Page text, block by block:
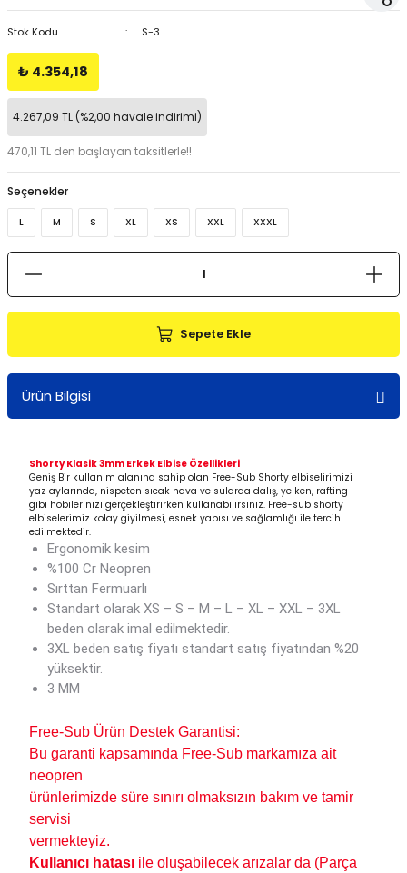
Stok Kodu S-3
₺ 4.354,18
4.267,09 TL (%2,00 havale indirimi)
470,11 TL den başlayan taksitlerle!!
Seçenekler
L M S XL XS XXL XXXL
Sepete Ekle
Ürün Bilgisi
Shorty Klasik 3mm Erkek Elbise Özellikleri
Geniş Bir kullanım alanına sahip olan Free-Sub Shorty elbiselirimizi
yaz aylarında, nispeten sıcak hava ve sularda dalış, yelken, rafting
gibi hobilerinizi gerçekleştirirken kullanabilirsiniz. Free-sub shorty
elbiselerimiz kolay giyilmesi, esnek yapısı ve sağlamlığı ile tercih
edilmektedir.
Ergonomik kesim
%100 Cr Neopren
Sırttan Fermuarlı
Standart olarak XS – S – M – L – XL – XXL – 3XL
beden olarak imal edilmektedir.
3XL beden satış fiyatı standart satış fiyatından %20
yüksektir.
3 MM
Free-Sub Ürün Destek Garantisi:
Bu garanti kapsamında Free-Sub markamıza ait
neopren
ürünlerimizde süre sınırı olmaksızın bakım ve tamir
servisi
vermekteyiz.
Kullanıcı hatası ile oluşabilecek arızalar da (Parça